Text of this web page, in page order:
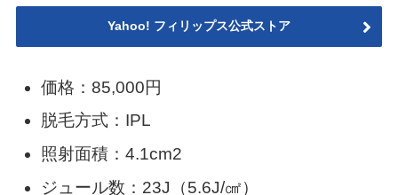
Yahoo! フィリップス公式ストア
価格：85,000円
脱毛方式：IPL
照射面積：4.1cm2
ジュール数：23J（5.6J/㎠）